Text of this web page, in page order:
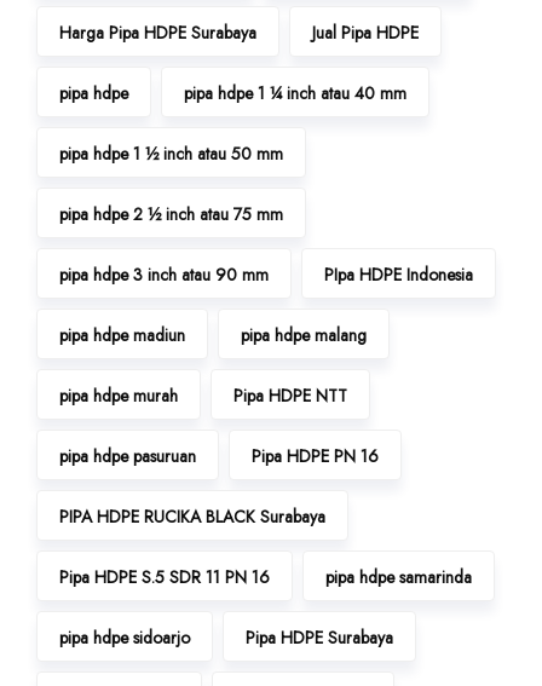
Harga Pipa HDPE Surabaya Jual Pipa HDPE
pipa hdpe pipa hdpe 1 ¼ inch atau 40 mm
pipa hdpe 1 ½ inch atau 50 mm
pipa hdpe 2 ½ inch atau 75 mm
pipa hdpe 3 inch atau 90 mm PIpa HDPE Indonesia
pipa hdpe madiun pipa hdpe malang
pipa hdpe murah Pipa HDPE NTT
pipa hdpe pasuruan Pipa HDPE PN 16
PIPA HDPE RUCIKA BLACK Surabaya
Pipa HDPE S.5 SDR 11 PN 16 pipa hdpe samarinda
pipa hdpe sidoarjo Pipa HDPE Surabaya